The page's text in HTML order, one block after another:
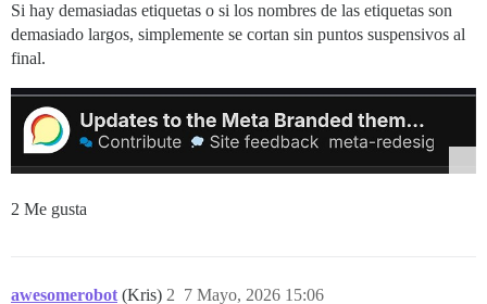
Si hay demasiadas etiquetas o si los nombres de las etiquetas son
demasiado largos, simplemente se cortan sin puntos suspensivos al
final.
2 Me gusta
awesomerobot (Kris) 7 Mayo, 2026 15:06
2